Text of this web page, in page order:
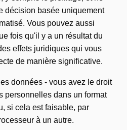
décision basée uniquement
Vous pouvez aussi
fois qu'il y a un résultat du
effets juridiques qui vous
de manière significative.
données - vous avez le droit
personnelles dans un format
si cela est faisable, par
à un autre.